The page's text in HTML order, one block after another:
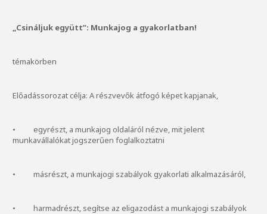
„Csináljuk együtt”: Munkajog a gyakorlatban!
témakörben
Előadássorozat célja: A részvevők átfogó képet kapjanak,
• egyrészt, a munkajog oldaláról nézve, mit jelent
munkavállalókat jogszerűen foglalkoztatni
• másrészt, a munkajogi szabályok gyakorlati alkalmazásáról,
• harmadrészt, segítse az eligazodást a munkajogi szabályok